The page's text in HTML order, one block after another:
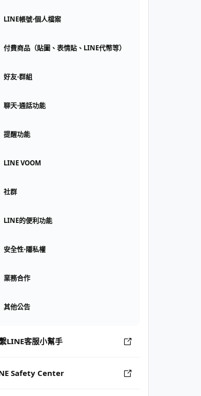
LINE帳號⋅個人檔案
付費商品（貼圖、表情貼、LINE代幣等）
好友⋅群組
聊天⋅通話功能
提醒功能
LINE VOOM
社群
LINE的便利功能
安全性⋅隱私權
業務合作
其他公告
LINE客服小幫手
Safety Center